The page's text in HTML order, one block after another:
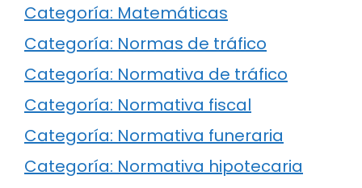
Categoría: Matemáticas
Categoría: Normas de tráfico
Categoría: Normativa de tráfico
Categoría: Normativa fiscal
Categoría: Normativa funeraria
Categoría: Normativa hipotecaria